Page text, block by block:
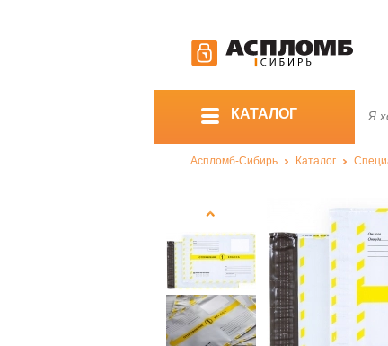
КАТАЛОГ
Аспломб-Сибирь Каталог